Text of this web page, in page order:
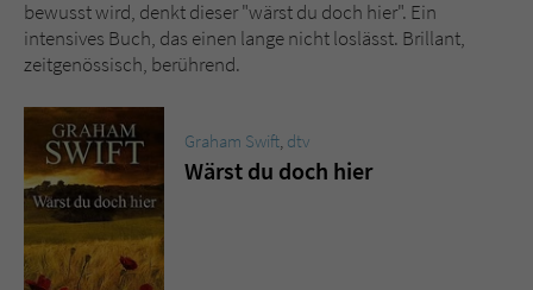
bewusst wird, denkt dieser "wärst du doch hier". Ein
intensives Buch, das einen lange nicht loslässt. Brillant,
zeitgenössisch, berührend.
Graham Swift, dtv
Wärst du doch hier